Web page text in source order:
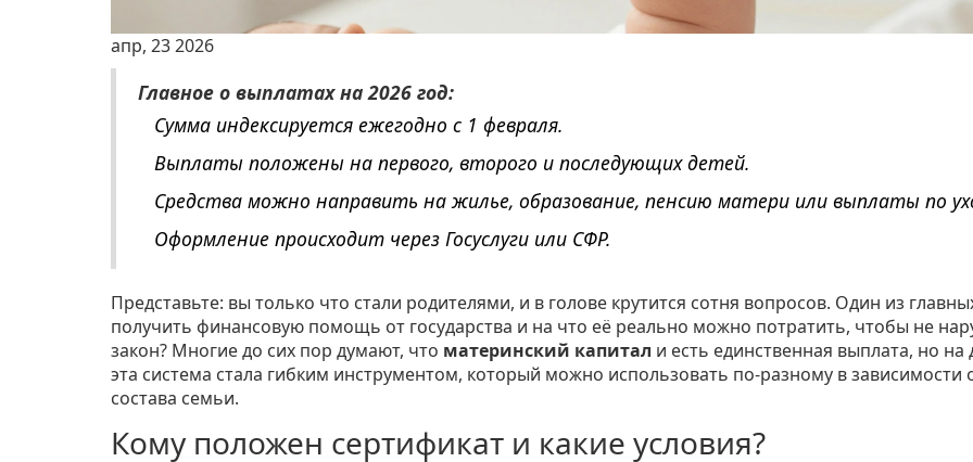
апр, 23 2026
Главное о выплатах на 2026 год:
Сумма индексируется ежегодно с 1 февраля.
Выплаты положены на первого, второго и последующих детей.
Средства можно направить на жилье, образование, пенсию матери или выплаты по
Оформление происходит через Госуслуги или СФР.
Представьте: вы только что стали родителями, и в голове крутится сотня вопросов. Один из
получить финансовую помощь от государства и на что её реально можно потратить, чтобы не
закон? Многие до сих пор думают, что материнский капитал и есть единственная выплата, но на
эта система стала гибким инструментом, который можно использовать по-разному в зависимости
состава семьи.
Кому положен сертификат и какие условия?